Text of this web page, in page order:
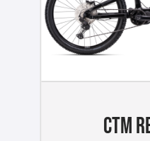
CTM